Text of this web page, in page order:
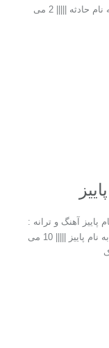
الکتریک : محسن حبیبی آهنگ جدید مجتبی کبیری به نام حادثه ||||| 2 می
پاییز آهنگ و ترانه :
موئر | تنظیم : اشکان دباغ دانلود آهنگ جدید موئر به نام پاییز ||||| 10 می